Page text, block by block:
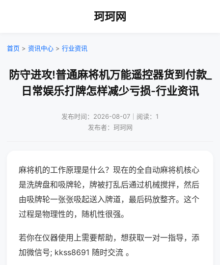
珂珂网
首页 > 资讯中心 > 行业资讯
防守进攻!普通麻将机万能遥控器货到付款_
日常娱乐打牌怎样减少亏损-行业资讯
发布时间：2026-08-07｜阅读：1
发布者：珂珂网
麻将机的工作原理是什么？现在的全自动麻将机核心
是洗牌盘和吸牌轮，牌被打乱后通过机械搅拌，然后
由吸牌轮一张张吸起送入牌道，最后码放整齐。这个
过程是物理性的，随机性很强。
若你在仪器使用上需要帮助，想获取一对一指导，添
加微信号; kkss8691 随时交流 。